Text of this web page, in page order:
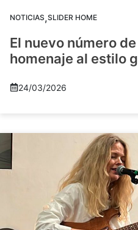
NOTICIAS,SLIDER HOME
El nuevo número
homenaje al estilo
24/03/2026